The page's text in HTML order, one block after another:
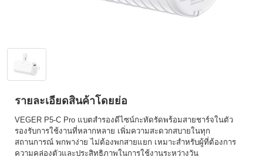
รายละเอียดสินค้าโดยย่อ
VEGER P5-C Pro แบตสำรองดีไซน์กะทัดรัดพร้อมสายชาร์จในตัว
รองรับการใช้งานที่หลากหลาย เพิ่มความสะดวกสบายในทุก
สถานการณ์ พกพาง่าย ไม่ต้องพกสายแยก เหมาะสำหรับผู้ที่ต้องการ
ความคล่องตัวและประสิทธิภาพในการใช้งานระหว่างวัน